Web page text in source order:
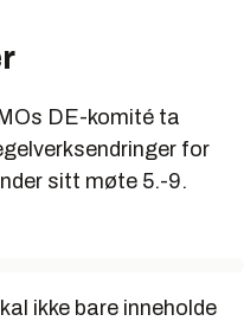
DE-komité ta
for
sitt møte 5.-9.
ikke bare inneholde